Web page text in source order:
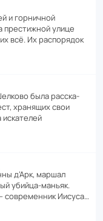
и горни­чной
прес­ти­жной улице
всё. Их распо­рядок
была расска­
хранящих свои
д’Арк, маршал
убийца-маньяк.
совре­менник Иисуса…